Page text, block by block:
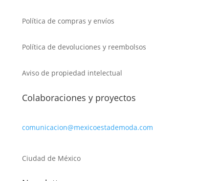
Política de compras y envíos
Política de devoluciones y reembolsos
Aviso de propiedad intelectual
Colaboraciones y proyectos
comunicacion@mexicoestademoda.com
Ciudad de México